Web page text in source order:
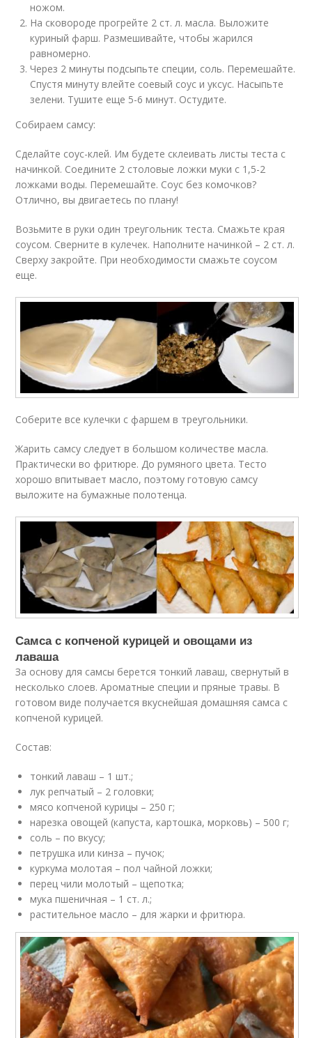
ножом.
На сковороде прогрейте 2 ст. л. масла. Выложите
куриный фарш. Размешивайте, чтобы жарился
равномерно.
Через 2 минуты подсыпьте специи, соль. Перемешайте.
Спустя минуту влейте соевый соус и уксус. Насыпьте
зелени. Тушите еще 5-6 минут. Остудите.
Собираем самсу:
Сделайте соус-клей. Им будете склеивать листы теста с
начинкой. Соедините 2 столовые ложки муки с 1,5-2
ложками воды. Перемешайте. Соус без комочков?
Отлично, вы двигаетесь по плану!
Возьмите в руки один треугольник теста. Смажьте края
соусом. Сверните в кулечек. Наполните начинкой – 2 ст. л.
Сверху закройте. При необходимости смажьте соусом
еще.
Соберите все кулечки с фаршем в треугольники.
Жарить самсу следует в большом количестве масла.
Практически во фритюре. До румяного цвета. Тесто
хорошо впитывает масло, поэтому готовую самсу
выложите на бумажные полотенца.
Самса с копченой курицей и овощами из
лаваша
За основу для самсы берется тонкий лаваш, свернутый в
несколько слоев. Ароматные специи и пряные травы. В
готовом виде получается вкуснейшая домашняя самса с
копченой курицей.
Состав:
тонкий лаваш – 1 шт.;
лук репчатый – 2 головки;
мясо копченой курицы – 250 г;
нарезка овощей (капуста, картошка, морковь) – 500 г;
соль – по вкусу;
петрушка или кинза – пучок;
куркума молотая – пол чайной ложки;
перец чили молотый – щепотка;
мука пшеничная – 1 ст. л.;
растительное масло – для жарки и фритюра.